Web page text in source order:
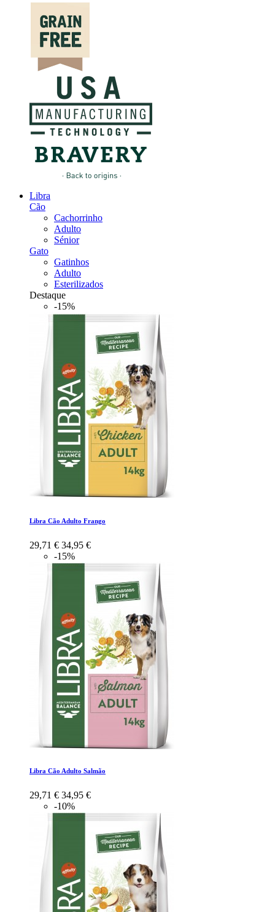
Libra
Cão
Cachorrinho
Adulto
Sénior
Gato
Gatinhos
Adulto
Esterilizados
Destaque
-15%
Libra Cão Adulto Frango
29,71 € 34,95 €
-15%
Libra Cão Adulto Salmão
29,71 € 34,95 €
-10%